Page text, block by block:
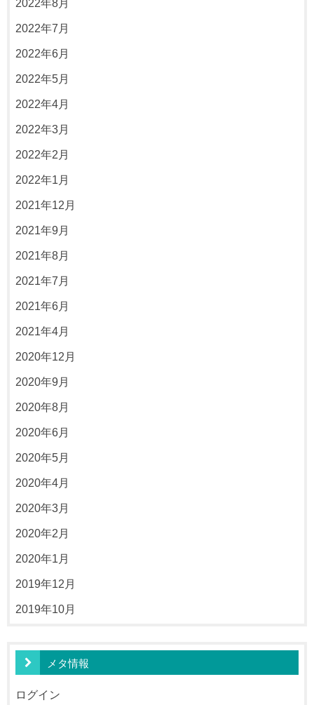
2022年8月
2022年7月
2022年6月
2022年5月
2022年4月
2022年3月
2022年2月
2022年1月
2021年12月
2021年9月
2021年8月
2021年7月
2021年6月
2021年4月
2020年12月
2020年9月
2020年8月
2020年6月
2020年5月
2020年4月
2020年3月
2020年2月
2020年1月
2019年12月
2019年10月
メタ情報
ログイン